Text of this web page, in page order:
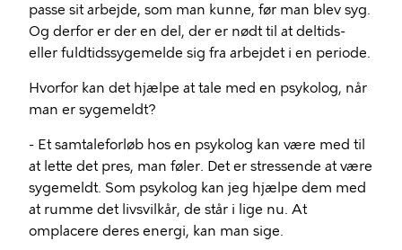
passe sit arbejde, som man kunne, før man blev syg.
Og derfor er der en del, der er nødt til at deltids-
eller fuldtidssygemelde sig fra arbejdet i en periode.
Hvorfor kan det hjælpe at tale med en psykolog, når
man er sygemeldt?
- Et samtaleforløb hos en psykolog kan være med til
at lette det pres, man føler. Det er stressende at være
sygemeldt. Som psykolog kan jeg hjælpe dem med
at rumme det livsvilkår, de står i lige nu. At
omplacere deres energi, kan man sige.